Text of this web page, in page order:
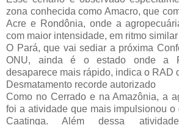
zona conhecida como Amacro, que
Acre e Rondônia, onde a
com maior intensidade, em ritmo
O Pará, que vai sediar a próxima
ONU, ainda é o estado onde a
desaparece mais rápido, indica o RAD
Desmatamento recorde autorizado
Como no Cerrado e na Amazônia, a
foi a atividade que mais impulsionou o
Caatinga. Além dessa